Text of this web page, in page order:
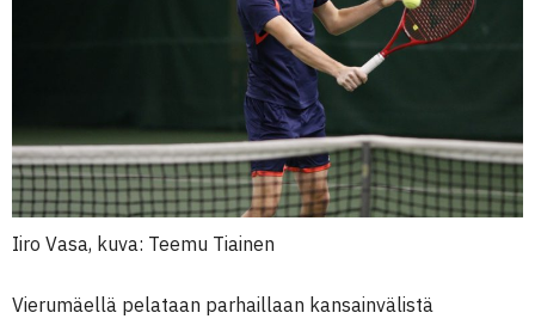
Iiro Vasa, kuva: Teemu Tiainen
Vierumäellä pelataan parhaillaan kansainvälistä